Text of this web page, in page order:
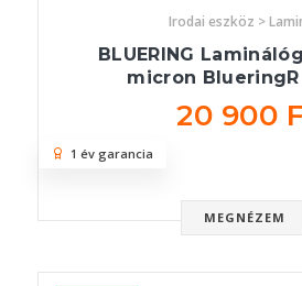
Irodai eszköz >
BLUERING
micron BlueringR
20 900
MEGNÉZEM
1 év garancia